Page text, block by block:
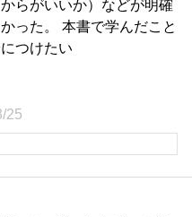
らがいいか）などが明確
った。 本書で学んだこと
つけたい
25